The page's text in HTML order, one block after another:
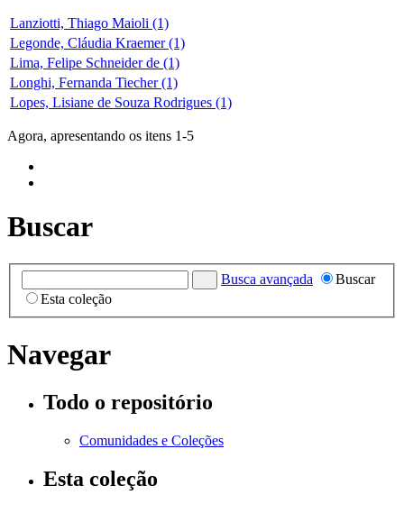
Lanziotti, Thiago Maioli (1)
Legonde, Cláudia Kraemer (1)
Lima, Felipe Schneider de (1)
Longhi, Fernanda Tiecher (1)
Lopes, Lisiane de Souza Rodrigues (1)
Agora, apresentando os itens 1-5
Buscar
Busca avançada
Buscar
Esta coleção
Navegar
Todo o repositório
Comunidades e Coleções
Esta coleção